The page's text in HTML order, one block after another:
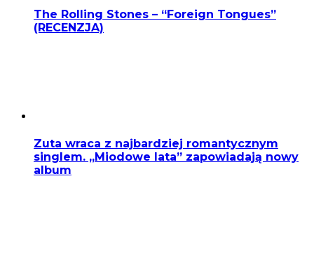
The Rolling Stones – “Foreign Tongues”
(RECENZJA)
Zuta wraca z najbardziej romantycznym
singlem. „Miodowe lata” zapowiadają nowy
album